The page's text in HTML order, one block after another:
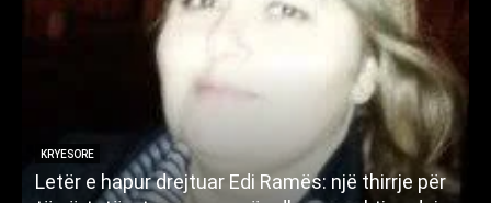
KRYESORE
Letër e hapur drejtuar Edi Ramës: një thirrje për